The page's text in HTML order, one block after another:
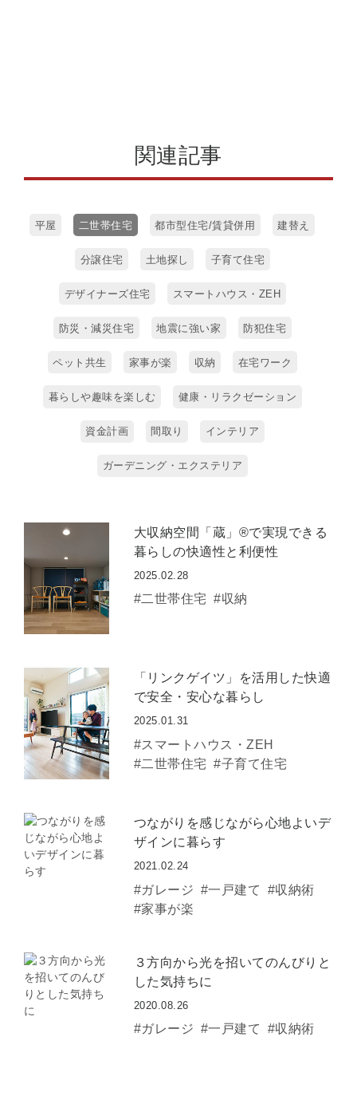
関連記事
平屋 二世帯住宅 都市型住宅/賃貸併用 建替え
分譲住宅 土地探し 子育て住宅
デザイナーズ住宅 スマートハウス・ZEH
防災・減災住宅 地震に強い家 防犯住宅
ペット共生 家事が楽 収納 在宅ワーク
暮らしや趣味を楽しむ 健康・リラクゼーション
資金計画 間取り インテリア
ガーデニング・エクステリア
大収納空間「蔵」®で実現できる
暮らしの快適性と利便性
2025.02.28
#二世帯住宅 #収納
「リンクゲイツ」を活用した快適
で安全・安心な暮らし
2025.01.31
#スマートハウス・ZEH
#二世帯住宅
#子育て住宅
つながりを感じながら心地よいデ
ザインに暮らす
2021.02.24
#ガレージ #一戸建て
#収納術
#家事が楽
３方向から光を招いてのんびりと
した気持ちに
2020.08.26
#ガレージ #一戸建て #収納術